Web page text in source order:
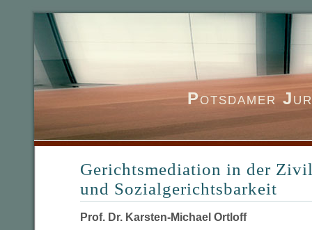
Potsdamer J
Gerichtsmediation in der
und Sozialgerichtsbarkeit
Prof. Dr. Karsten-Michael Ortloff